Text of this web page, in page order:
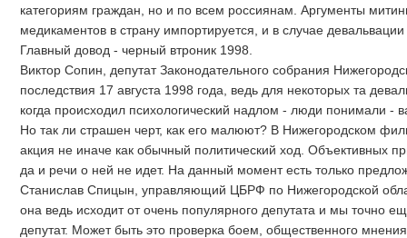
категориям граждан, но и по всем россиянам. Аргументы
медикаментов в страну импортируется, и в случае
Главный довод - черный втроник 1998.
Виктор Сопин, депутат Законодательного собрания
последствия 17 августа 1998 года, ведь для некоторых та
когда происходил психологический надлом - люди понимали -
Но так ли страшен черт, как его малюют? В Нижегородском
акция не иначе как обычный политический ход. Объективных
да и речи о ней не идет. На данный момент есть только
Станислав Спицын, управляющий ЦБРФ по Нижегородской
она ведь исходит от очень популярного депутата и мы точно
депутат. Может быть это проверка боем, общественного